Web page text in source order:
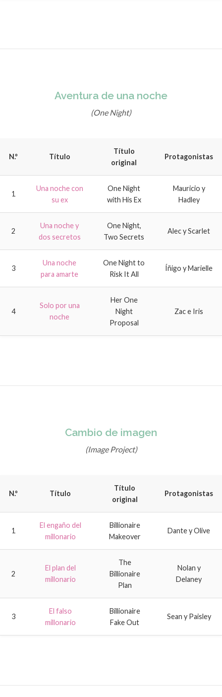
Aventura de una noche
(One Night)
N.º Título
Título
original
Protagonistas
1
Una noche con
su ex
One Night
with His Ex
Mauricio y
Hadley
2
Una noche y
dos secretos
One Night,
Two Secrets
Alec y Scarlet
3
Una noche
para amarte
One Night to
Risk It All
Íñigo y Marielle
4
Solo por una
noche
Her One
Night
Proposal
Zac e Iris
Cambio de imagen
(Image Project)
N.º Título
Título
original
Protagonistas
1
El engaño del
millonario
Billionaire
Makeover
Dante y Olive
2
El plan del
millonario
The
Billionaire
Plan
Nolan y
Delaney
3
El falso
millonario
Billionaire
Fake Out
Sean y Paisley